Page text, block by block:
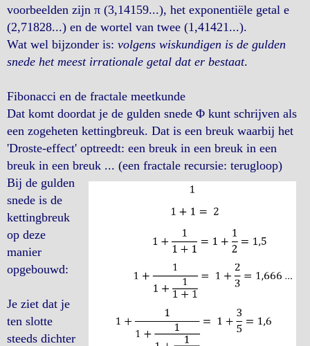
voorbeelden zijn π (3,14159...), het exponentiële getal e
(2,71828...) en de wortel van twee (1,41421...).
Wat wel bijzonder is: volgens wiskundigen is de gulden
snede het meest irrationale getal dat er bestaat.
Fibonacci en de fractale meetkunde
Dat komt doordat je de gulden snede Φ kunt schrijven als
een zogeheten kettingbreuk. Dat is een breuk waarbij het
'Droste-effect' optreedt: een breuk in een breuk in een
breuk in een breuk ... (een fractale recursie: terugloop)
Bij de gulden
snede is de
kettingbreuk
op deze
manier
opgebouwd:
Je ziet dat je
ten slotte
steeds dichter